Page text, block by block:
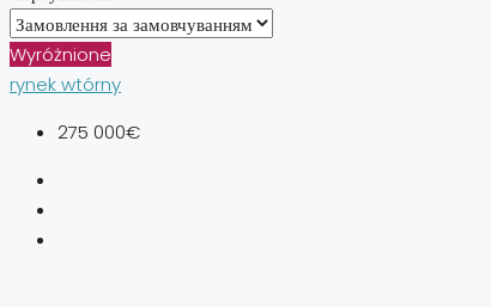
Wyróżnione
rynek wtórny
275 000€